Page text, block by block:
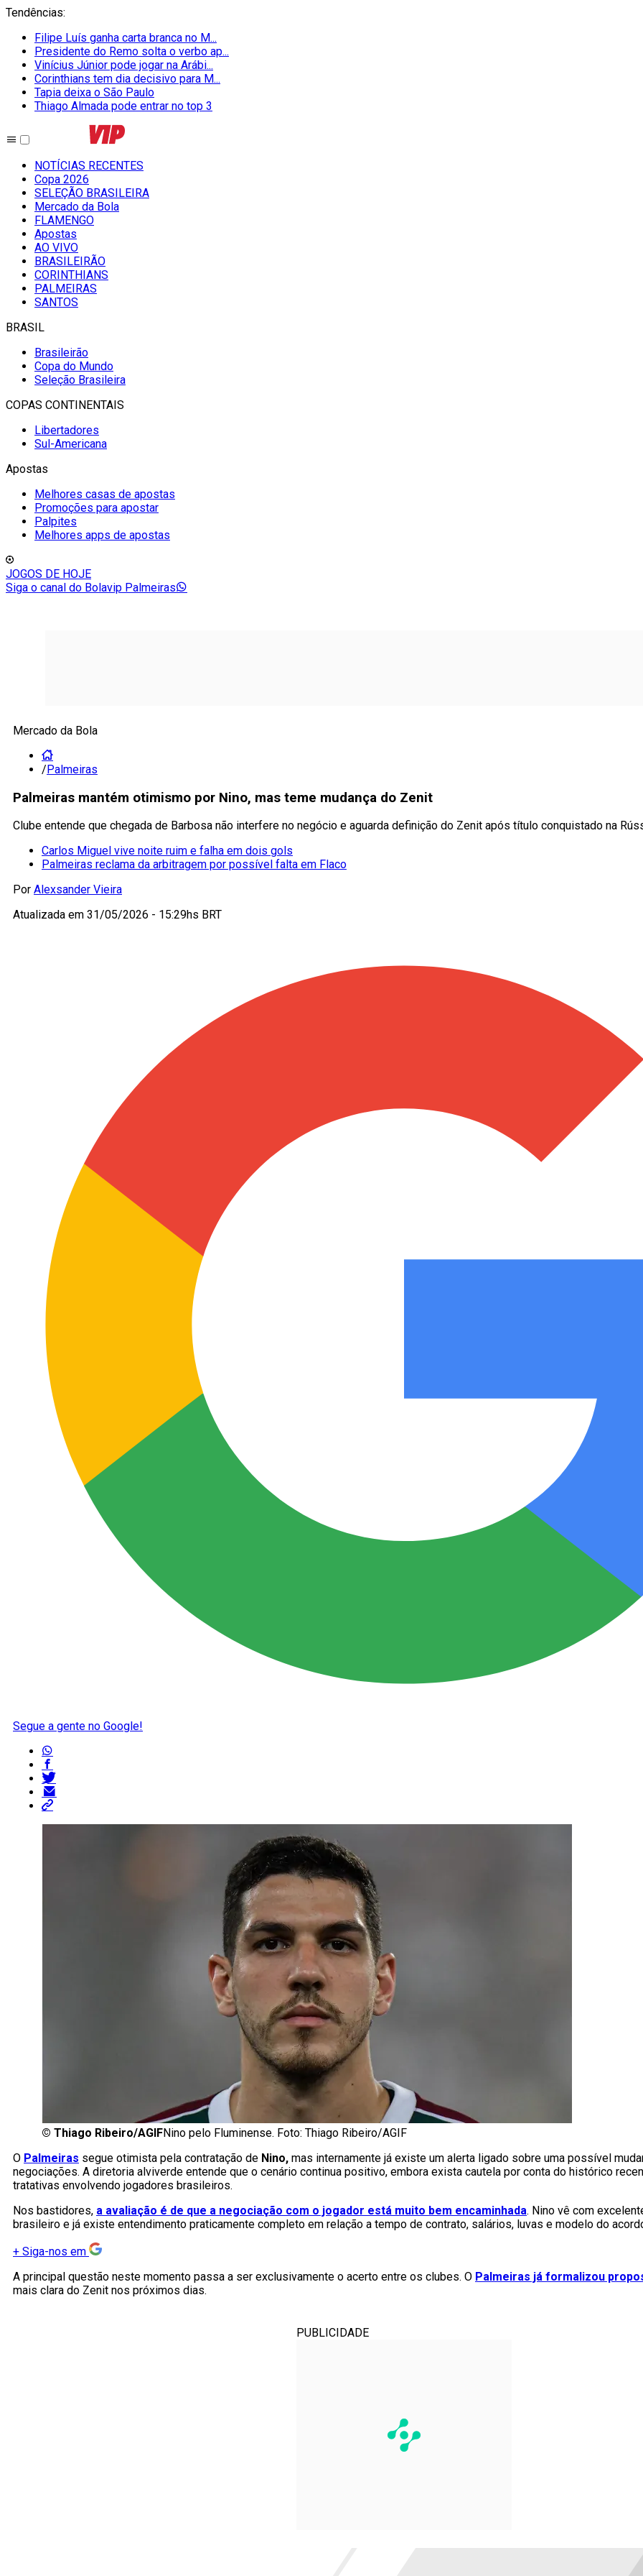
Tendências:
Filipe Luís ganha carta branca no M...
Presidente do Remo solta o verbo ap...
Vinícius Júnior pode jogar na Arábi...
Corinthians tem dia decisivo para M...
Tapia deixa o São Paulo
Thiago Almada pode entrar no top 3
NOTÍCIAS RECENTES
Copa 2026
SELEÇÃO BRASILEIRA
Mercado da Bola
FLAMENGO
Apostas
AO VIVO
BRASILEIRÃO
CORINTHIANS
PALMEIRAS
SANTOS
BRASIL
Brasileirão
Copa do Mundo
Seleção Brasileira
COPAS CONTINENTAIS
Libertadores
Sul-Americana
Apostas
Melhores casas de apostas
Promoções para apostar
Palpites
Melhores apps de apostas
JOGOS DE HOJE
Siga o canal do Bolavip Palmeiras
Mercado da Bola
/Palmeiras
Palmeiras mantém otimismo por Nino, mas teme mudança do Zenit
Clube entende que chegada de Barbosa não interfere no negócio e aguarda definição do Zenit após título conquistado na
Carlos Miguel vive noite ruim e falha em dois gols
Palmeiras reclama da arbitragem por possível falta em Flaco
Por Alexsander Vieira
Atualizada em 31/05/2026 - 15:29hs BRT
Segue a gente no Google!
© Thiago Ribeiro/AGIFNino pelo Fluminense. Foto: Thiago Ribeiro/AGIF
O Palmeiras segue otimista pela contratação de Nino, mas internamente já existe um alerta ligado sobre uma possível
negociações. A diretoria alviverde entende que o cenário continua positivo, embora exista cautela por conta do histórico
tratativas envolvendo jogadores brasileiros.
Nos bastidores, a avaliação é de que a negociação com o jogador está muito bem encaminhada. Nino vê com
brasileiro e já existe entendimento praticamente completo em relação a tempo de contrato, salários, luvas e modelo do
+ Siga-nos em
A principal questão neste momento passa a ser exclusivamente o acerto entre os clubes. O Palmeiras já formalizou
mais clara do Zenit nos próximos dias.
PUBLICIDADE